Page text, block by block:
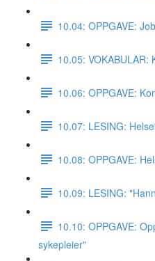
10.04: OPPGAVE:
10.05: VOKABULAR:
10.06: OPPGAVE:
10.07: LESING:
10.08: OPPGAVE:
10.09: LESING:
10.10: OPPGAVE:
sykepleier"